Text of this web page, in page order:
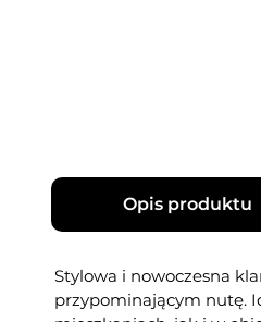
Opis produktu
Stylowa i nowoczesna
przypominającym nutę.